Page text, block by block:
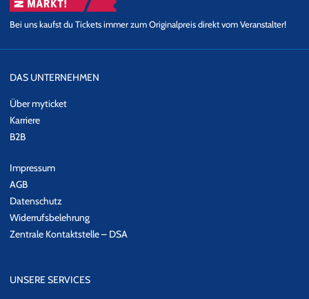
Bei uns kaufst du Tickets immer zum Originalpreis direkt vom Veranstalter!
DAS UNTERNEHMEN
Über myticket
Karriere
B2B
Impressum
AGB
Datenschutz
Widerrufsbelehrung
Zentrale Kontaktstelle – DSA
UNSERE SERVICES